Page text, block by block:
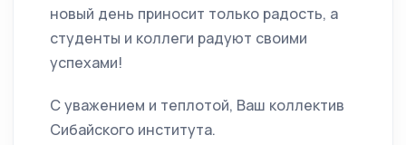
новый день приносит только радость, а
студенты и коллеги радуют своими
успехами!
С уважением и теплотой, Ваш коллектив
Сибайского института.